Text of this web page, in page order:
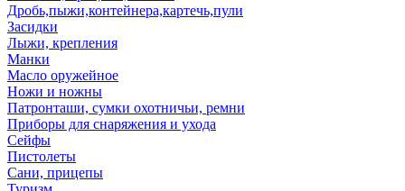
Дробь,пыжи,контейнера,картечь,пули
Засидки
Лыжи, крепления
Манки
Масло оружейное
Ножи и ножны
Патронташи, сумки охотничьи, ремни
Приборы для снаряжения и ухода
Сейфы
Пистолеты
Сани, прицепы